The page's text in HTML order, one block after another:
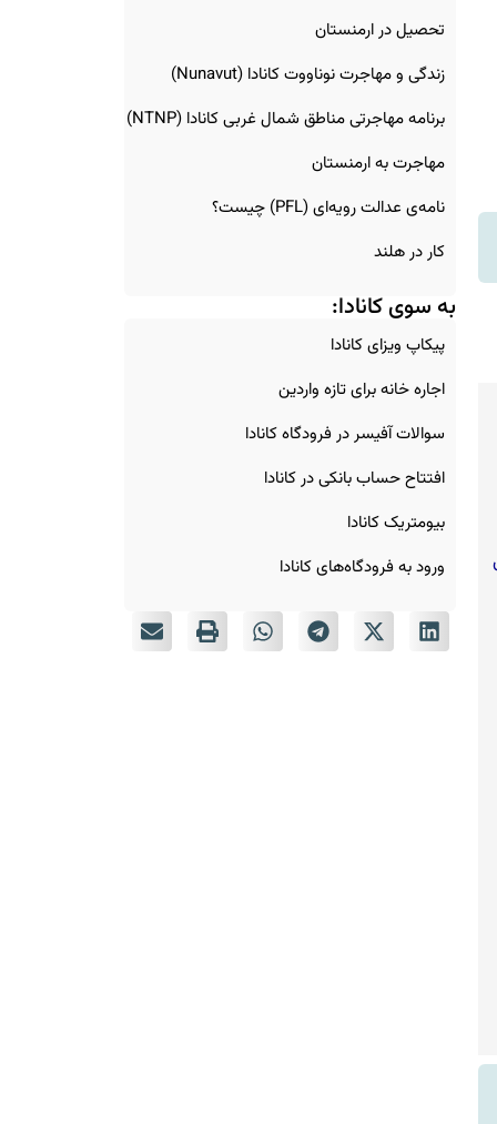
تحصیل در ارمنستان
زندگی و مهاجرت نوناووت کانادا (Nunavut)
برنامه مهاجرتی مناطق شمال غربی کانادا (NTNP)
مهاجرت به ارمنستان
نامه‌ی عدالت رویه‌ای (PFL) چیست؟
کار در هلند
به سوی کانادا:
پیکاپ ویزای کانادا
اجاره خانه برای تازه‌ واردین
سوالات آفیسر در فرودگاه کانادا
افتتاح حساب بانکی در کانادا
بیومتریک کانادا
ورود به فرودگاه‌های کانادا